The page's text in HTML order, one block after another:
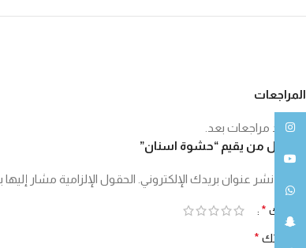
المراجعات
لا توجد مراجعات بعد.
كن أول من يقيم “حشوة اسنان”
لن يتم نشر عنوان بريدك الإلكتروني. الحقول الإلزامية مشار إليها بـ
تقييمك *
مراجعتك *
انستغرام